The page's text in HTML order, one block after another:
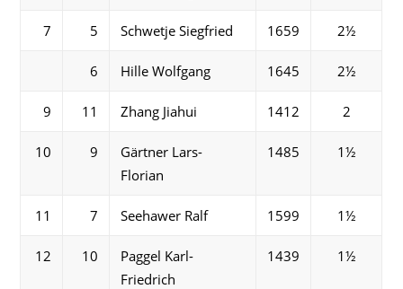
7 5 Schwetje Siegfried 1659 2½
6 Hille Wolfgang 1645 2½
9 11 Zhang Jiahui 1412 2
10 9
Gärtner Lars-
Florian
1485 1½
11 7 Seehawer Ralf 1599 1½
12 10
Paggel Karl-
Friedrich
1439 1½